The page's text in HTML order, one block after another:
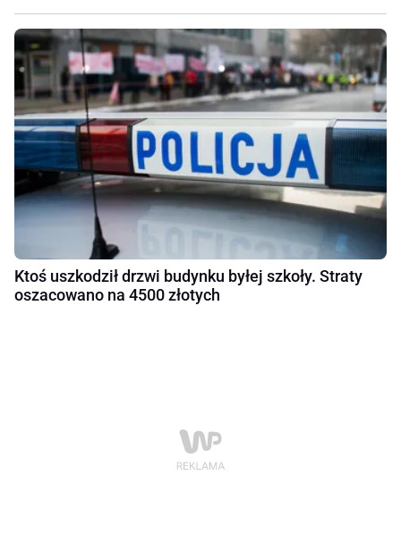
Ktoś uszkodził drzwi budynku byłej szkoły. Straty
oszacowano na 4500 złotych